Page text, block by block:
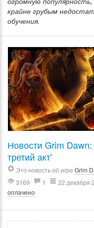
крайне грубым
обучения.
Новости Grim
третий акт'
Это новость об игре Grim
3169
1 22 декабря
оплачено